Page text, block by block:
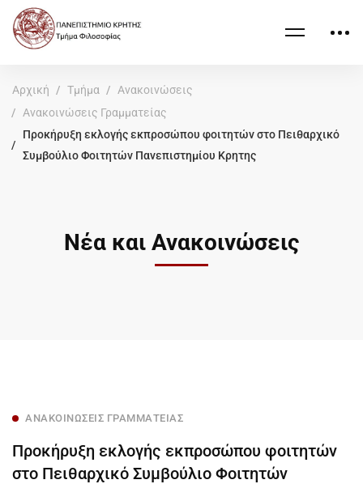
Αρχική Τμήμα
Ανακοινώσεις
Ανακοινώσεις Γραμματείας
Προκήρυξη εκλογής εκπροσώπου φοιτητών στο Πειθαρχικό
Συμβούλιο Φοιτητών Πανεπιστημίου Κρητης
Νέα και Ανακοινώσεις
ΑΝΑΚΟΙΝΏΣΕΙΣ ΓΡΑΜΜΑΤΕΊΑΣ
Προκήρυξη εκλογής εκπροσώπου φοιτητών
στο Πειθαρχικό Συμβούλιο Φοιτητών